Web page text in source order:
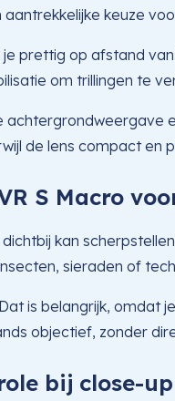
keuze
prettig op afstand
om trillingen te
de lens compact en
S Macro
kan
sieraden of
is belangrijk,
objectief, zonder
bij close-